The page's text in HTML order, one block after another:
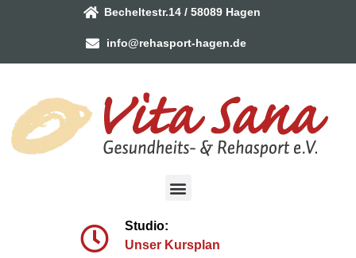
Becheltestr.14 / 58089 Hagen
info@rehasport-hagen.de
Studio:
Unser Kursplan